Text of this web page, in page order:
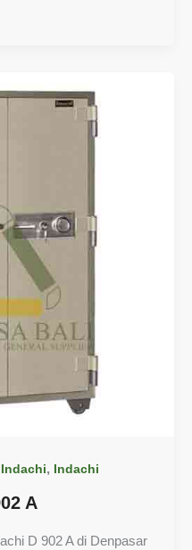
, Indachi
A
D 902 A di Denpasar